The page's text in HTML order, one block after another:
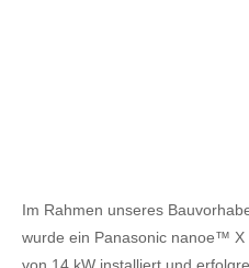
Im Rahmen unseres
wurde ein Panasonic nanoe™ X
von 14 kW installiert und